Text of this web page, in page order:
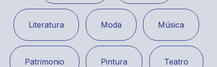
Literatura Moda Música
Patrimonio Pintura Teatro